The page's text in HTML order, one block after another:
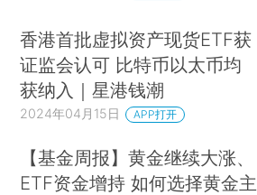
香港首批虚拟资产现货ETF获
证监会认可 比特币以太币均
获纳入｜星港钱潮
2024年04月15日 APP打开
【基金周报】黄金继续大涨、
ETF资金增持 如何选择黄金主